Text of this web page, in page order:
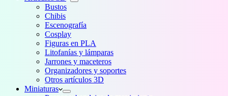
Bustos
Chibis
Escenografía
Cosplay
Figuras en PLA
Litofanías y lámparas
Jarrones y maceteros
Organizadores y soportes
Otros artículos 3D
Miniaturas